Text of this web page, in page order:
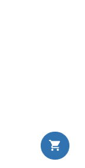
shopping_cart